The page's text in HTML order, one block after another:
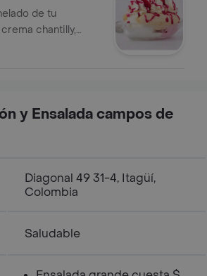
de tu
chantilly,
de mora.
y Ensalada campos de
Diagonal 49 31-4, Itagüí,
Colombia
Saludable